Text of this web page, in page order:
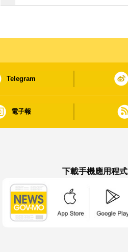
Telegram
電子報
下載手機應用程式